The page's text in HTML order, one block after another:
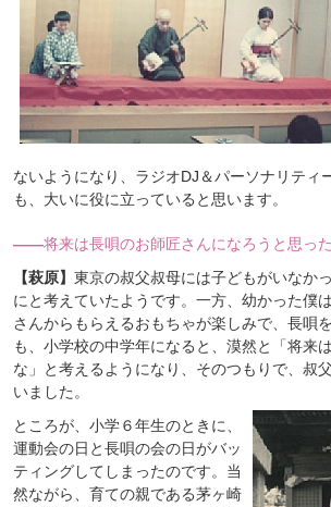
ないようになり、ラジオDJ＆パーソナリティ
も、大いに役に立っていると思います。
――将来は長唄のお師匠さんになろうと思っ
【萩原】 東京の叔父叔母には子どもがいなか
にと考えていたようです。一方、幼かった僕
さんからもらえるおもちゃが楽しみで、長唄
も、小学校の中学年になると、漠然と「将来
な」と考えるようになり、そのつもりで、叔
いました。
ところが、小学６年生のときに、
運動会の日と長唄の会の日がバッ
ティングしてしまったのです。当
然ながら、育ての親である茅ヶ崎